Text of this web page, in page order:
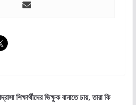
শিক্ষার্থীদের ভিক্ষুক বানাতে চায়, তারা কি